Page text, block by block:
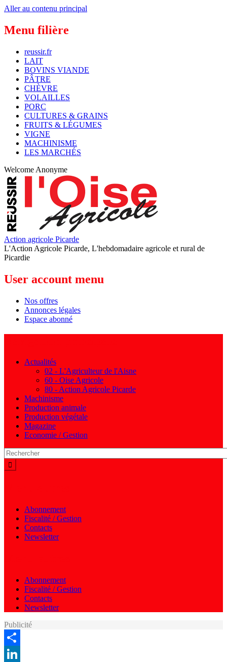
Aller au contenu principal
Menu filière
reussir.fr
LAIT
BOVINS VIANDE
PÂTRE
CHÈVRE
VOLAILLES
PORC
CULTURES & GRAINS
FRUITS & LÉGUMES
VIGNE
MACHINISME
LES MARCHÉS
Welcome Anonyme
Action agricole Picarde
L'Action Agricole Picarde, L'hebdomadaire agricole et rural de
Picardie
User account menu
Nos offres
Annonces légales
Espace abonné
Actualités
02 - L'Agriculteur de l'Aisne
60 - Oise Agricole
80 - Action Agricole Picarde
Machinisme
Production animale
Production végétale
Magazine
Economie / Gestion
Abonnement
Fiscalité / Gestion
Contacts
Newsletter
Abonnement
Fiscalité / Gestion
Contacts
Newsletter
Publicité
Share